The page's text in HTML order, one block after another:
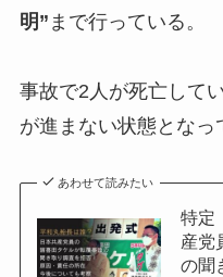
明” まで行っている。
事故で2人が死亡して
が進まない状態となっ
あわせて読みたい
特定
産党
の聞